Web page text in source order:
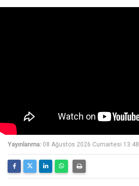
Yayınlanma: 08 Ağustos 2026 Cumartesi 13:48